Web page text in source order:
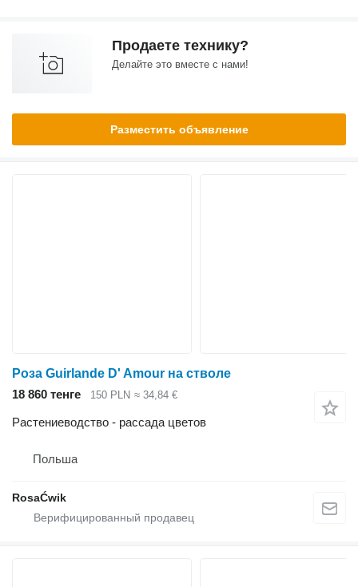
Продаете технику?
Делайте это вместе с нами!
Разместить объявление
Роза Guirlande D' Amour на стволе
18 860 тенге
150 PLN ≈ 34,84 €
Растениеводство - рассада цветов
Польша
RosaĆwik